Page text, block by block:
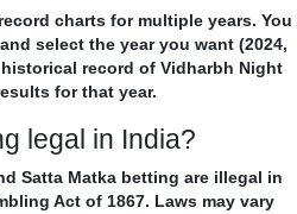
charts for multiple years. You
select the year you want (2024,
record of Vidharbh Night
for that year.
legal in India?
Satta Matka betting are illegal in
Act of 1867. Laws may vary